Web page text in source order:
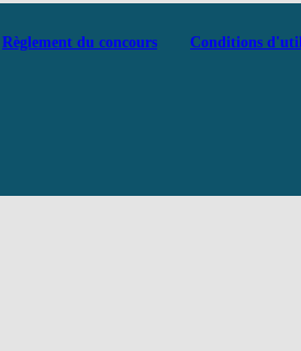
Règlement du concours Conditions